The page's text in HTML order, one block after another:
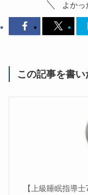
よかっ
この記事を書い
【上級睡眠指導